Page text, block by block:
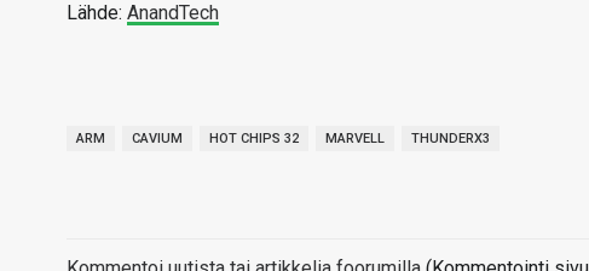
Lähde: AnandTech
ARM CAVIUM HOT CHIPS 32 MARVELL THUNDERX3